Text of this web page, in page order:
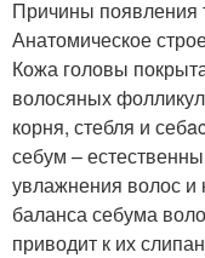
Причины появления
Анатомическое
Кожа головы
волосяных
корня, стебля и
себум –
увлажнения волос
баланса себума
приводит к их